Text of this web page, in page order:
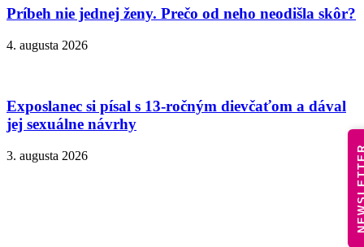
Príbeh nie jednej ženy. Prečo od neho neodišla skôr?
4. augusta 2026
Exposlanec si písal s 13-ročným dievčaťom a dával
jej sexuálne návrhy
3. augusta 2026